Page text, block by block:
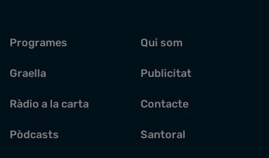
Programes
Graella
Ràdio a la carta
Pòdcasts
Qui som
Publicitat
Contacte
Santoral